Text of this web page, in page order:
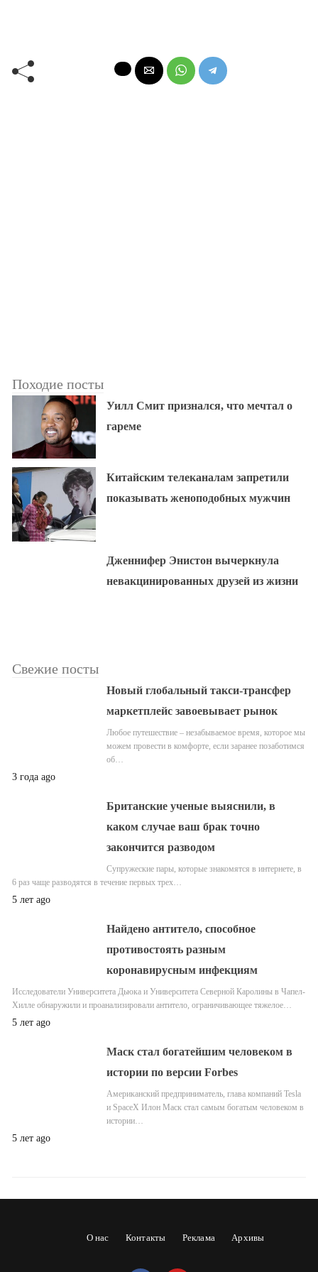
Походие посты
Уилл Смит признался, что мечтал о
гареме
Китайским телеканалам запретили
показывать женоподобных мужчин
Дженнифер Энистон вычеркнула
невакцинированных друзей из жизни
Свежие посты
Новый глобальный такси-трансфер
маркетплейс завоевывает рынок
Любое путешествие – незабываемое время, которое мы
можем провести в комфорте, если заранее позаботимся
об…
3 года ago
Британские ученые выяснили, в
каком случае ваш брак точно
закончится разводом
Супружеские пары, которые знакомятся в интернете, в
6 раз чаще разводятся в течение первых трех…
5 лет ago
Найдено антитело, способное
противостоять разным
коронавирусным инфекциям
Исследователи Университета Дьюка и Университета Северной Каролины в Чапел-
Хилле обнаружили и проанализировали антитело, ограничивающее тяжелое…
5 лет ago
Маск стал богатейшим человеком в
истории по версии Forbes
Американский предприниматель, глава компаний Tesla
и SpaceX Илон Маск стал самым богатым человеком в
истории…
5 лет ago
О нас Контакты Реклама Архивы